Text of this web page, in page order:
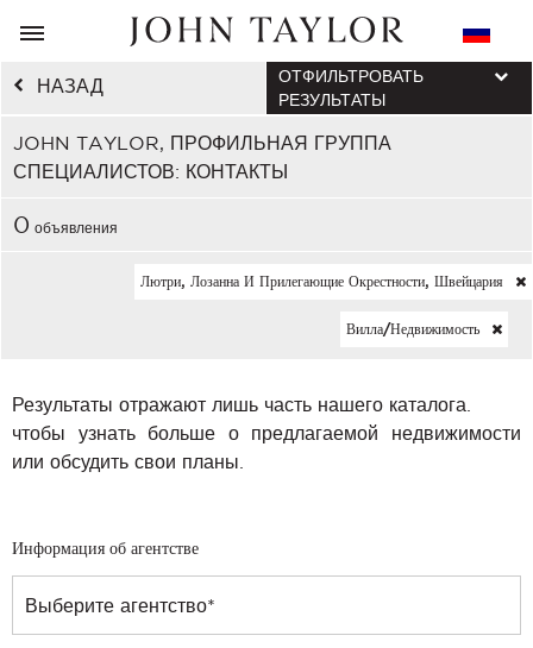
НАЗАД
JOHN TAYLOR, ПРОФИЛЬНАЯ ГРУППА
СПЕЦИАЛИСТОВ: КОНТАКТЫ
ОТФИЛЬТРОВАТЬ
РЕЗУЛЬТАТЫ
0 объявления
Лютри, Лозанна И Прилегающие Окрестности, Швейцария
Вилла/недвижимость
Результаты отражают лишь часть нашего каталога.
чтобы узнать больше о предлагаемой недвижимости
или обсудить свои планы.
Информация об агентстве